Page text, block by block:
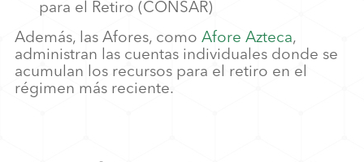
para el Retiro (CONSAR)
Además, las Afores, como Afore Azteca,
administran las cuentas individuales donde se
acumulan los recursos para el retiro en el
régimen más reciente.